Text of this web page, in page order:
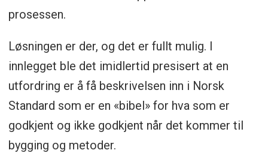
prosessen.
Løsningen er der, og det er fullt mulig. I
innlegget ble det imidlertid presisert at en
utfordring er å få beskrivelsen inn i Norsk
Standard som er en «bibel» for hva som er
godkjent og ikke godkjent når det kommer til
bygging og metoder.